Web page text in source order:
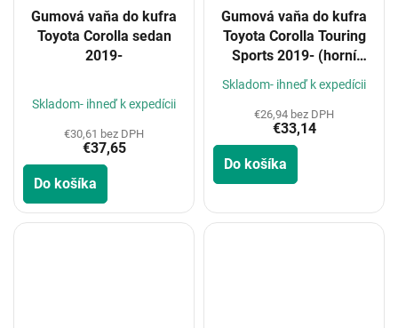
Gumová vaňa do kufra
Toyota Corolla sedan
2019-
hodnotenie
z
5
hviezdičiek.
Skladom- ihneď k expedícii
€30,61 bez DPH
€37,65
Do košíka
Gumová vaňa do kufra
Toyota Corolla Touring
Sports 2019- (horní
Skladom- ihneď k expedícii
€26,94 bez DPH
€33,14
Do košíka